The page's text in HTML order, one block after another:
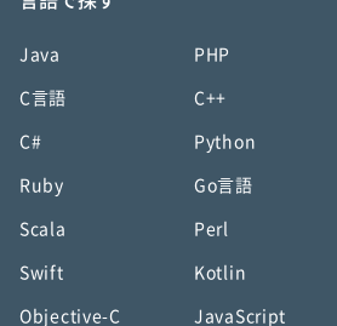
Java PHP
C言語 C++
C# Python
Ruby Go言語
Scala Perl
Swift Kotlin
Objective-C JavaScript